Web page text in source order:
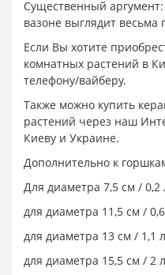
Существенный
вазоне выглядит весьма
Если Вы хотите
комнатных растений в
телефону/вайберу.
Также можно купить
растений через наш
Киеву и Украине.
Дополнительно к
Для диаметра 7,5 см / 0,2
для диаметра 11,5 см /
для диаметра 13 см / 1,1
для диаметра 15,5 см / 2